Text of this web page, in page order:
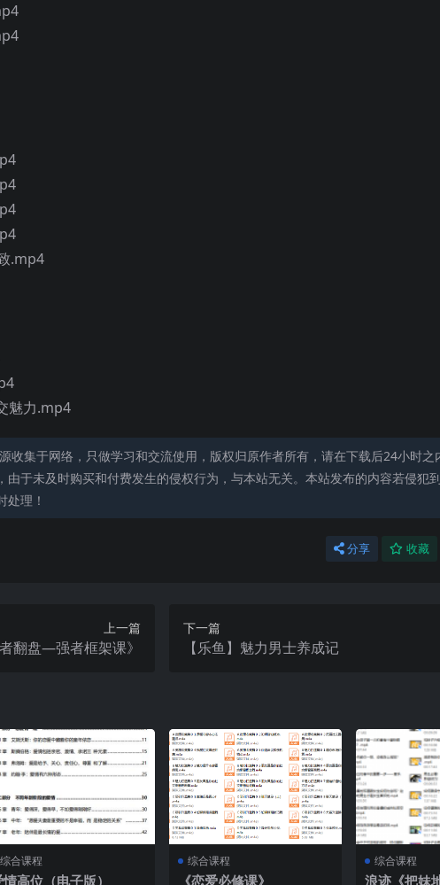
.mp4
魅力.mp4
收集于网络，只做学习和交流使用，版权归原作者所有，请在下载后24小时之
由于未及时购买和付费发生的侵权行为，与本站无关。本站发布的内容若侵犯
处理！
分享 收藏
上一篇
翻盘—强者框架课》
下一篇
【乐鱼】魅力男士养成记
综合课程
情高位（电子版）
综合课程
《恋爱必修课》
综合课程
浪迹《把妹